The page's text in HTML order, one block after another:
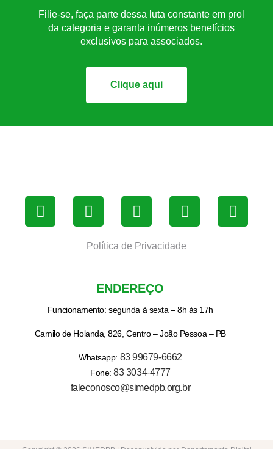
Filie-se, faça parte dessa luta constante em prol
da categoria e garanta inúmeros benefícios
exclusivos para associados.
Clique aqui
Política de Privacidade
ENDEREÇO
Funcionamento: segunda à sexta – 8h às 17h
Camilo de Holanda, 826, Centro – João Pessoa – PB
Whatsapp: 83 99679-6662
Fone:83 3034-4777
faleconosco@simedpb.org.br